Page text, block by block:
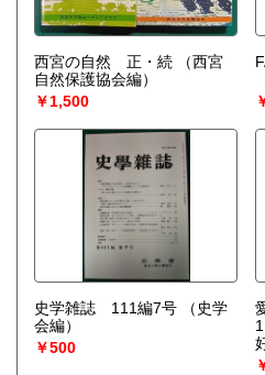
西宮の自然 正・続
（西宮
自然保護協会編）
￥1,500
史学雑誌 111編7号
（史学
会編）
￥500